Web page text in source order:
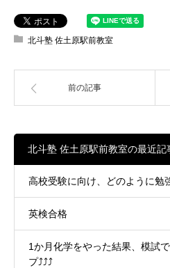
北斗塾 佐土原駅前教室
前の記事
北斗塾 佐土原駅前教室の最近記
高校受験に向け、どのように勉
英検合格
1か月化学をやった結果、模試
プ⤴⤴⤴